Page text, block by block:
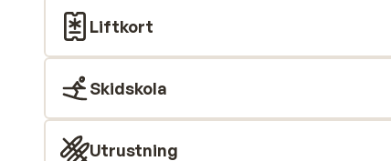
Liftkort
Skidskola
Utrustning